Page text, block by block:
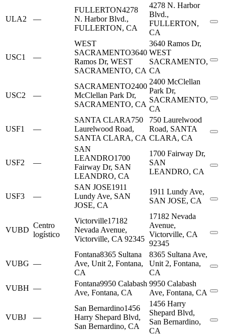
ULA2 —
FULLERTON4278
N. Harbor Blvd.,
FULLERTON, CA
4278 N. Harbor
Blvd.,
FULLERTON,
CA
USC1 —
WEST
SACRAMENTO3640
Ramos Dr, WEST
SACRAMENTO, CA
3640 Ramos Dr,
WEST
SACRAMENTO,
CA
USC2 —
SACRAMENTO2400
McClellan Park Dr,
SACRAMENTO, CA
2400 McClellan
Park Dr,
SACRAMENTO,
CA
USF1 —
SANTA CLARA750
Laurelwood Road,
SANTA CLARA, CA
750 Laurelwood
Road, SANTA
CLARA, CA
USF2 —
SAN
LEANDRO1700
Fairway Dr, SAN
LEANDRO, CA
1700 Fairway Dr,
SAN
LEANDRO, CA
USF3 —
SAN JOSE1911
Lundy Ave, SAN
JOSE, CA
1911 Lundy Ave,
SAN JOSE, CA
VUBD
Centro
logístico
Victorville17182
Nevada Avenue,
Victorville, CA 92345
17182 Nevada
Avenue,
Victorville, CA
92345
VUBG —
Fontana8365 Sultana
Ave, Unit 2, Fontana,
CA
8365 Sultana Ave,
Unit 2, Fontana,
CA
VUBH —
Fontana9950 Calabash
Ave, Fontana, CA
9950 Calabash
Ave, Fontana, CA
VUBJ —
San Bernardino1456
Harry Shepard Blvd,
San Bernardino, CA
1456 Harry
Shepard Blvd,
San Bernardino,
CA